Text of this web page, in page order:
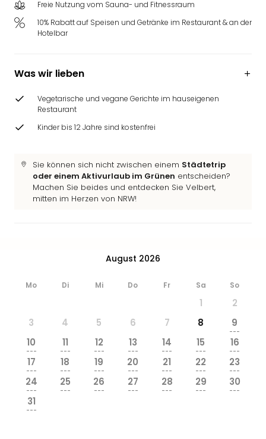
Freie Nutzung vom Sauna- und Fitnessraum
10% Rabatt auf Speisen und Getränke im Restaurant & an der
Hotelbar
Was wir lieben
Vegetarische und vegane Gerichte im hauseigenen
Restaurant
Kinder bis 12 Jahre sind kostenfrei
Sie können sich nicht zwischen einem Städtetrip
oder einem Aktivurlaub im Grünen entscheiden?
Machen Sie beides und entdecken Sie Velbert,
mitten im Herzen von NRW!
August 2026
Mo Di Mi Do Fr Sa So
1
2
3
4 5 6 7 8 9
---
10
---
11
---
12
---
13
---
14
---
15
---
16
---
17
---
18
---
19
---
20
---
21
---
22
---
23
---
24
---
25
---
26
---
27
---
28
---
29
---
30
---
31
---